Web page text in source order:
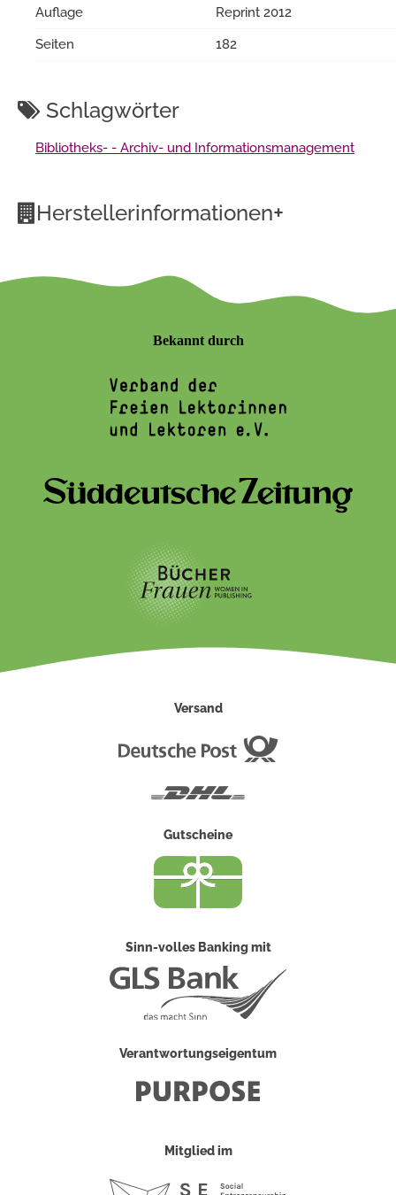
Auflage
Reprint 2012
Seiten
182
Schlagwörter
Bibliotheks- - Archiv- und Informationsmanagement
Herstellerinformationen+
Bekannt durch
Versand
Gutscheine
Sinn-volles Banking mit
Verantwortungseigentum
Mitglied im